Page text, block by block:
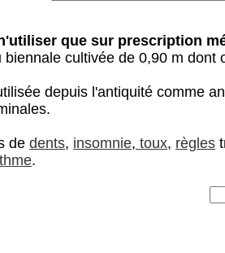
que sur prescription
biennale cultivée de 0,90 m dont
depuis l'antiquité comme
de dents, insomnie, toux, règles
.